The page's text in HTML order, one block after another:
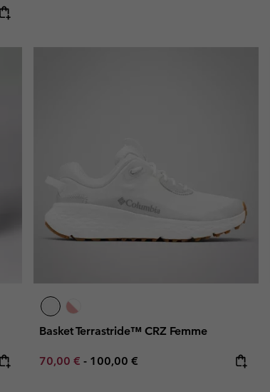
Basket Terrastride™ CRZ Femme
Minimum sale price:
70,00 € - Maximum price:
100,00 €